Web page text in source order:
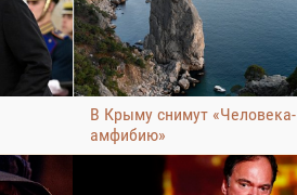
В Крыму снимут «Человека-
амфибию»